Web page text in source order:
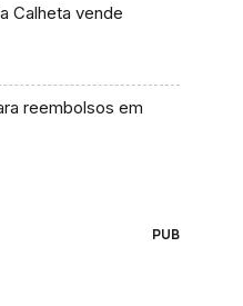
Calheta vende
reembolsos em
PUB